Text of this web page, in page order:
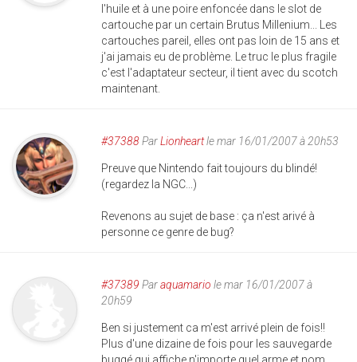
l'huile et à une poire enfoncée dans le slot de
cartouche par un certain Brutus Millenium... Les
cartouches pareil, elles ont pas loin de 15 ans et
j'ai jamais eu de problème. Le truc le plus fragile
c'est l'adaptateur secteur, il tient avec du scotch
maintenant.
#37388ParLionheartle mar 16/01/2007 à 20h53
Preuve que Nintendo fait toujours du blindé!
(regardez la NGC...)
Revenons au sujet de base : ça n'est arivé à
personne ce genre de bug?
#37389 Paraquamario le mar 16/01/2007 à
20h59
Ben si justement ca m'est arrivé plein de fois!!
Plus d'une dizaine de fois pour les sauvegarde